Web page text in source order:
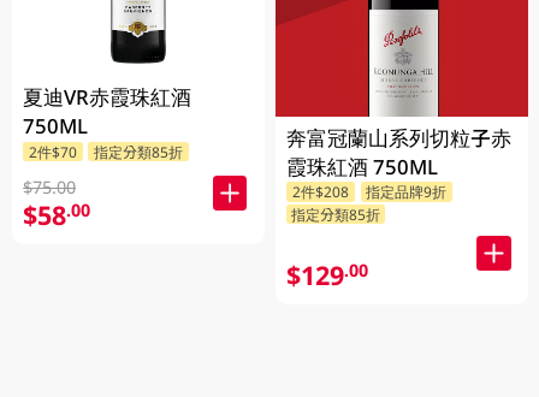
夏迪VR赤霞珠紅酒
750ML
2件$70 指定分類85折
$75.00
$58.00
奔富冠蘭山系列切粒子赤
霞珠紅酒 750ML
2件$208
指定品牌9折
指定分類85折
$129.00